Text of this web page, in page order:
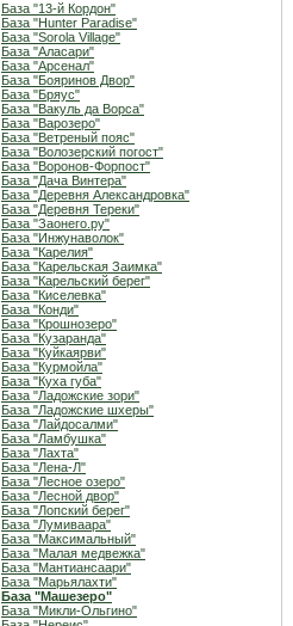
База "13-й Кордон"
База "Hunter Paradise"
База "Sorola Village"
База "Аласари"
База "Арсенал"
База "Бояринов Двор"
База "Бряус"
База "Вакуль да Ворса"
База "Варозеро"
База "Ветреный пояс"
База "Волозерский погост"
База "Воронов-Форпост"
База "Дача Винтера"
База "Деревня Александровка"
База "Деревня Тереки"
База "Заонего.ру"
База "Инжунаволок"
База "Карелия"
База "Карельская Заимка"
База "Карельский берег"
База "Киселевка"
База "Конди"
База "Крошнозеро"
База "Кузаранда"
База "Куйкаярви"
База "Курмойла"
База "Куха губа"
База "Ладожские зори"
База "Ладожские шхеры"
База "Лайдосалми"
База "Ламбушка"
База "Лахта"
База "Лена-Л"
База "Лесное озеро"
База "Лесной двор"
База "Лопский берег"
База "Лумиваара"
База "Максимальный"
База "Малая медвежка"
База "Мантиансаари"
База "Марьялахти"
База "Машезеро"
База "Микли-Ольгино"